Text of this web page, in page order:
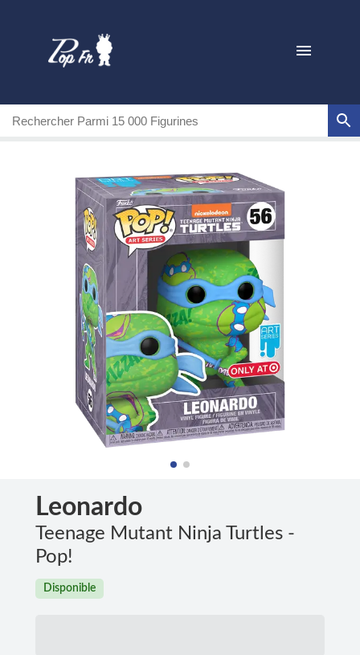
Leonardo
Teenage Mutant Ninja Turtles -
Pop!
Disponible